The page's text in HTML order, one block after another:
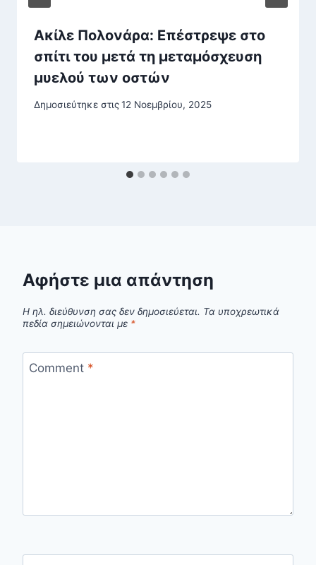
Ακίλε Πολονάρα: Επέστρεψε στο
σπίτι του μετά τη μεταμόσχευση
μυελού των οστών
Δημοσιεύτηκε στις12 Νοεμβρίου, 2025
Αφήστε μια απάντηση
Η ηλ. διεύθυνση σας δεν δημοσιεύεται. Τα υποχρεωτικά
πεδία σημειώνονται με *
Comment *